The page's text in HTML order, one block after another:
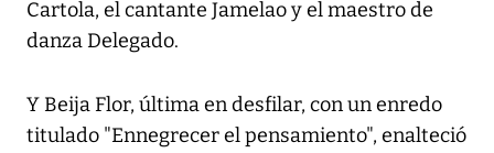
Cartola, el cantante Jamelao y el maestro de
danza Delegado.
Y Beija Flor, última en desfilar, con un enredo
titulado "Ennegrecer el pensamiento", enalteció